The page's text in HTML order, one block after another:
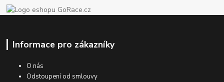
Informace pro zákazníky
O nás
Odstoupení od smlouvy